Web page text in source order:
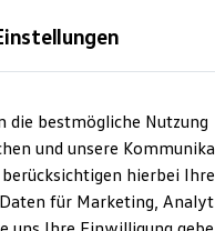
die bestmögliche Nutzung
und unsere
hierbei Ihre
für Marketing,